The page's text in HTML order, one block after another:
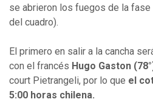
se abrieron los fuegos de la fase
del cuadro).
El primero en salir a la cancha
con el francés Hugo Gaston
court Pietrangeli, por lo que el
5:00 horas chilena.